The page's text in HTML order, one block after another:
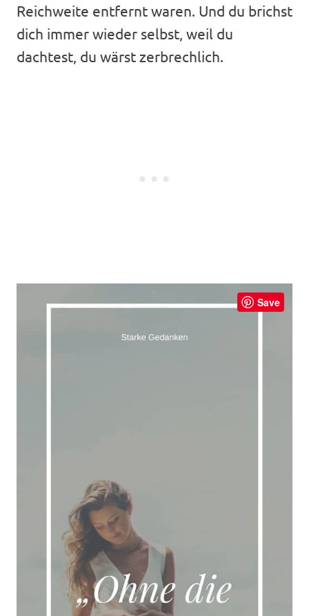
Reichweite entfernt waren. Und du brichst
dich immer wieder selbst, weil du
dachtest, du wärst zerbrechlich.
Save